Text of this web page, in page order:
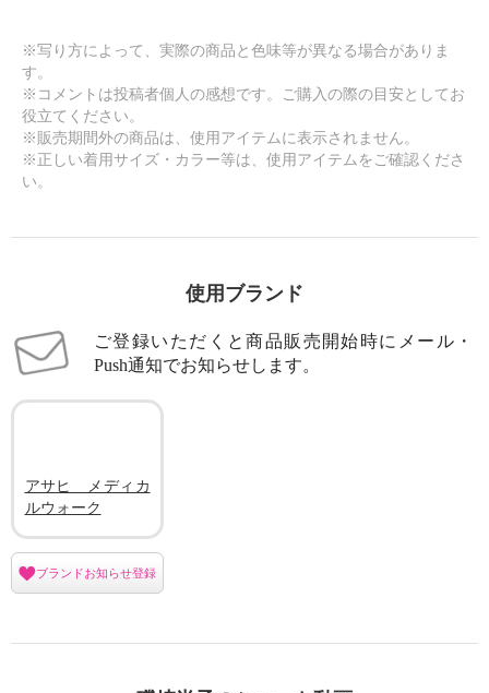
メディカルウォーク ファスナー
付スニーカー ＳＨＭプラス ＜レ
アイボリー ２３．０ｃｍ サックス ２３．０ｃｍ
※写り方によって、実際の商品と色味等が異なる場合がありま
す。
※コメントは投稿者個人の感想です。ご購入の際の目安としてお
役立てください。
※販売期間外の商品は、使用アイテムに表示されません。
※正しい着用サイズ・カラー等は、使用アイテムをご確認くださ
い。
使用ブランド
ご登録いただくと商品販売開始時にメール・
Push通知でお知らせします。
アサヒ メディカ
ルウォーク
ブランドお知らせ登録